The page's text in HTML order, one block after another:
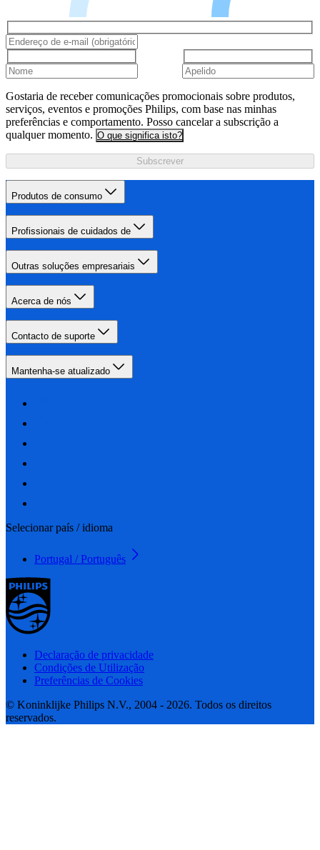
Gostaria de receber comunicações promocionais sobre produtos,
serviços, eventos e promoções Philips, com base nas minhas
preferências e comportamento. Posso cancelar a subscrição a
qualquer momento. O que significa isto?
Subscrever
Produtos de consumo
Profissionais de cuidados de
Outras soluções empresariais
Acerca de nós
Contacto de suporte
Mantenha-se atualizado
Selecionar país / idioma
Portugal / Português
Declaração de privacidade
Condições de Utilização
Preferências de Cookies
© Koninklijke Philips N.V., 2004 - 2026. Todos os direitos
reservados.